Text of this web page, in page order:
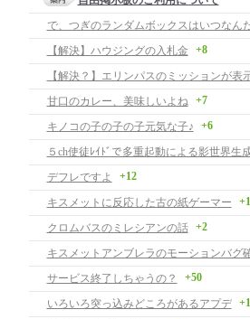
【解決】ハウジングの入札金 +8
甘口のカレー、美味しいよね +7
キノコの子の子の子元気な子♪ +6
５ch使徒ﾚｲﾄﾞで多重起動による影世界生
デフレですよ
+12
キスメットに反応した古の紙ゲーマー +1
クロムバスのミレシアンの話 +2
キスメットアンブレラのモーションバグ
サービス終了しちゃうの？
+50
いろいろ突っ込みどころがあるアプデ